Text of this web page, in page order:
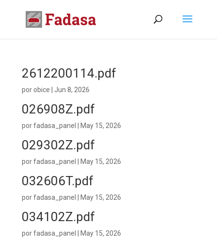
2612200114.pdf
porobice Jun 8, 2026
026908Z.pdf
porfadasa_panel May 15, 2026
029302Z.pdf
porfadasa_panel May 15, 2026
032606T.pdf
porfadasa_panel May 15, 2026
034102Z.pdf
porfadasa_panel May 15, 2026